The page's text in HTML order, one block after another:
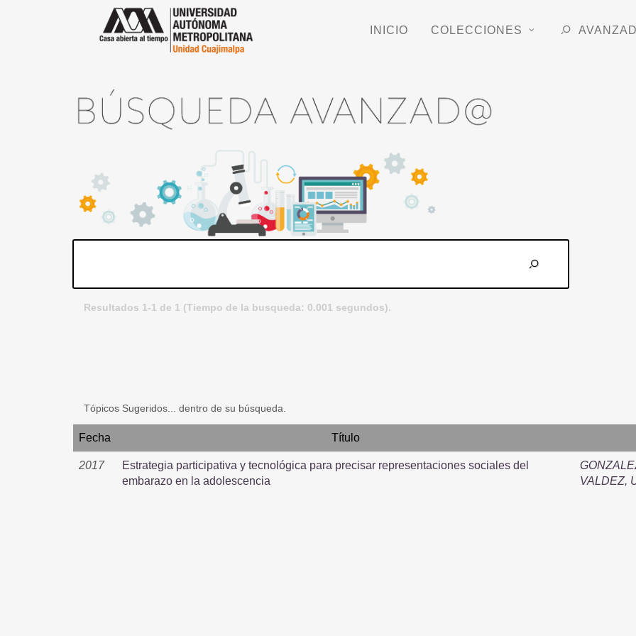
INICIO COLECCIONES
Resultados 1-1 de 1 (Tiempo de la busqueda: 0.001 segundos).
Tópicos Sugeridos... dentro de su búsqueda.
Fecha Título
2017
Estrategia participativa y tecnológica para precisar representaciones sociales del
embarazo en la adolescencia
VALDEZ,